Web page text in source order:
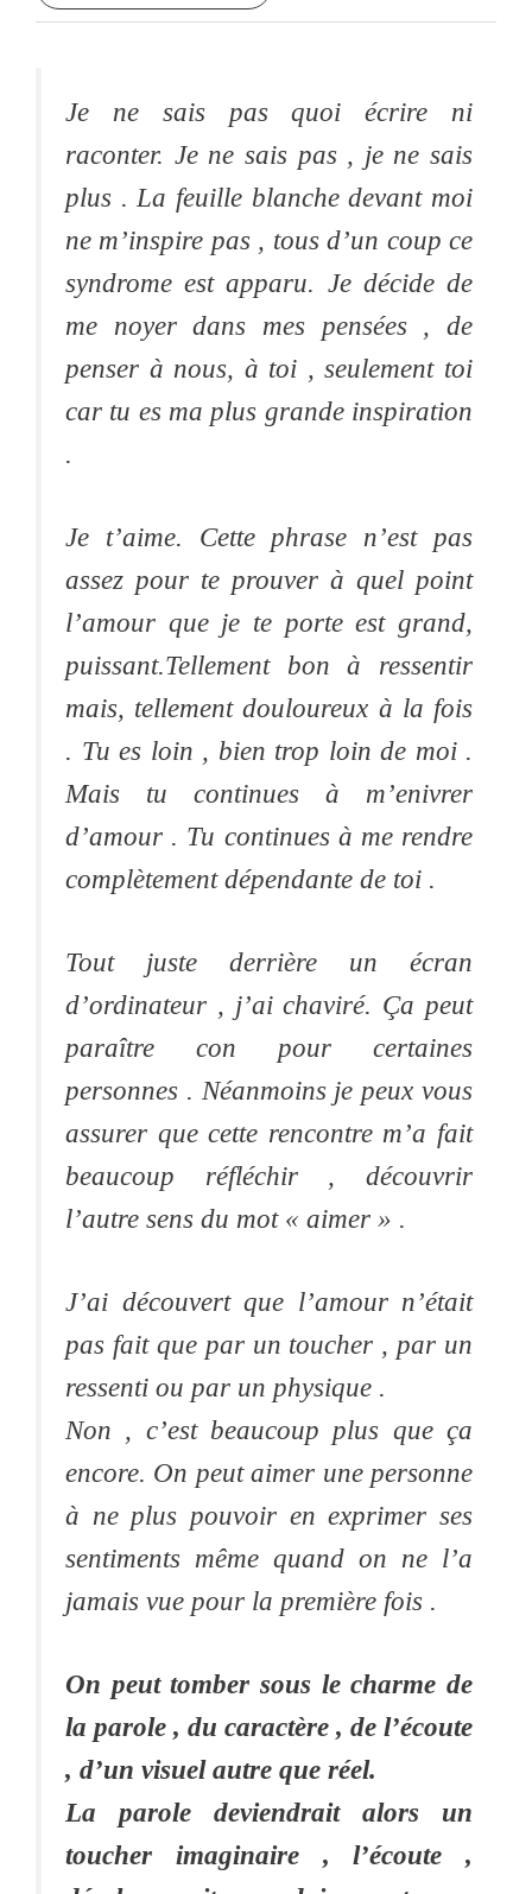
Je ne sais pas quoi écrire ni
raconter. Je ne sais pas , je ne sais
plus . La feuille blanche devant moi
ne m’inspire pas , tous d’un coup ce
syndrome est apparu. Je décide de
me noyer dans mes pensées , de
penser à nous, à toi , seulement toi
car tu es ma plus grande inspiration
.
Je t’aime. Cette phrase n’est pas
assez pour te prouver à quel point
l’amour que je te porte est grand,
puissant.Tellement bon à ressentir
mais, tellement douloureux à la fois
. Tu es loin , bien trop loin de moi .
Mais tu continues à m’enivrer
d’amour . Tu continues à me rendre
complètement dépendante de toi .
Tout juste derrière un écran
d’ordinateur , j’ai chaviré. Ça peut
paraître con pour certaines
personnes . Néanmoins je peux vous
assurer que cette rencontre m’a fait
beaucoup réfléchir , découvrir
l’autre sens du mot « aimer » .
J’ai découvert que l’amour n’était
pas fait que par un toucher , par un
ressenti ou par un physique .
Non , c’est beaucoup plus que ça
encore. On peut aimer une personne
à ne plus pouvoir en exprimer ses
sentiments même quand on ne l’a
jamais vue pour la première fois .
On peut tomber sous le charme de
la parole , du caractère , de l’écoute
, d’un visuel autre que réel.
La parole deviendrait alors un
toucher imaginaire , l’écoute ,